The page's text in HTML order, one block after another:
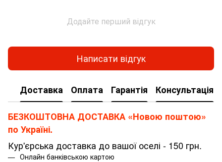
Додайте перший відгук
Написати відгук
Доставка Оплата Гарантія Консультація
БЕЗКОШТОВНА ДОСТАВКА «Новою поштою»
по Україні.
Кур'єрська доставка до вашої оселі - 150 грн.
Онлайн банківською картою